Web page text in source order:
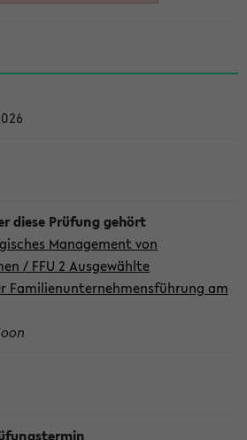
Management von
/ FFU 2 Ausgewählte
Familienunternehmensführung am